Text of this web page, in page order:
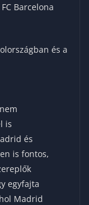
Barcelona
és a
is
és
is fontos,
egyfajta
Madrid